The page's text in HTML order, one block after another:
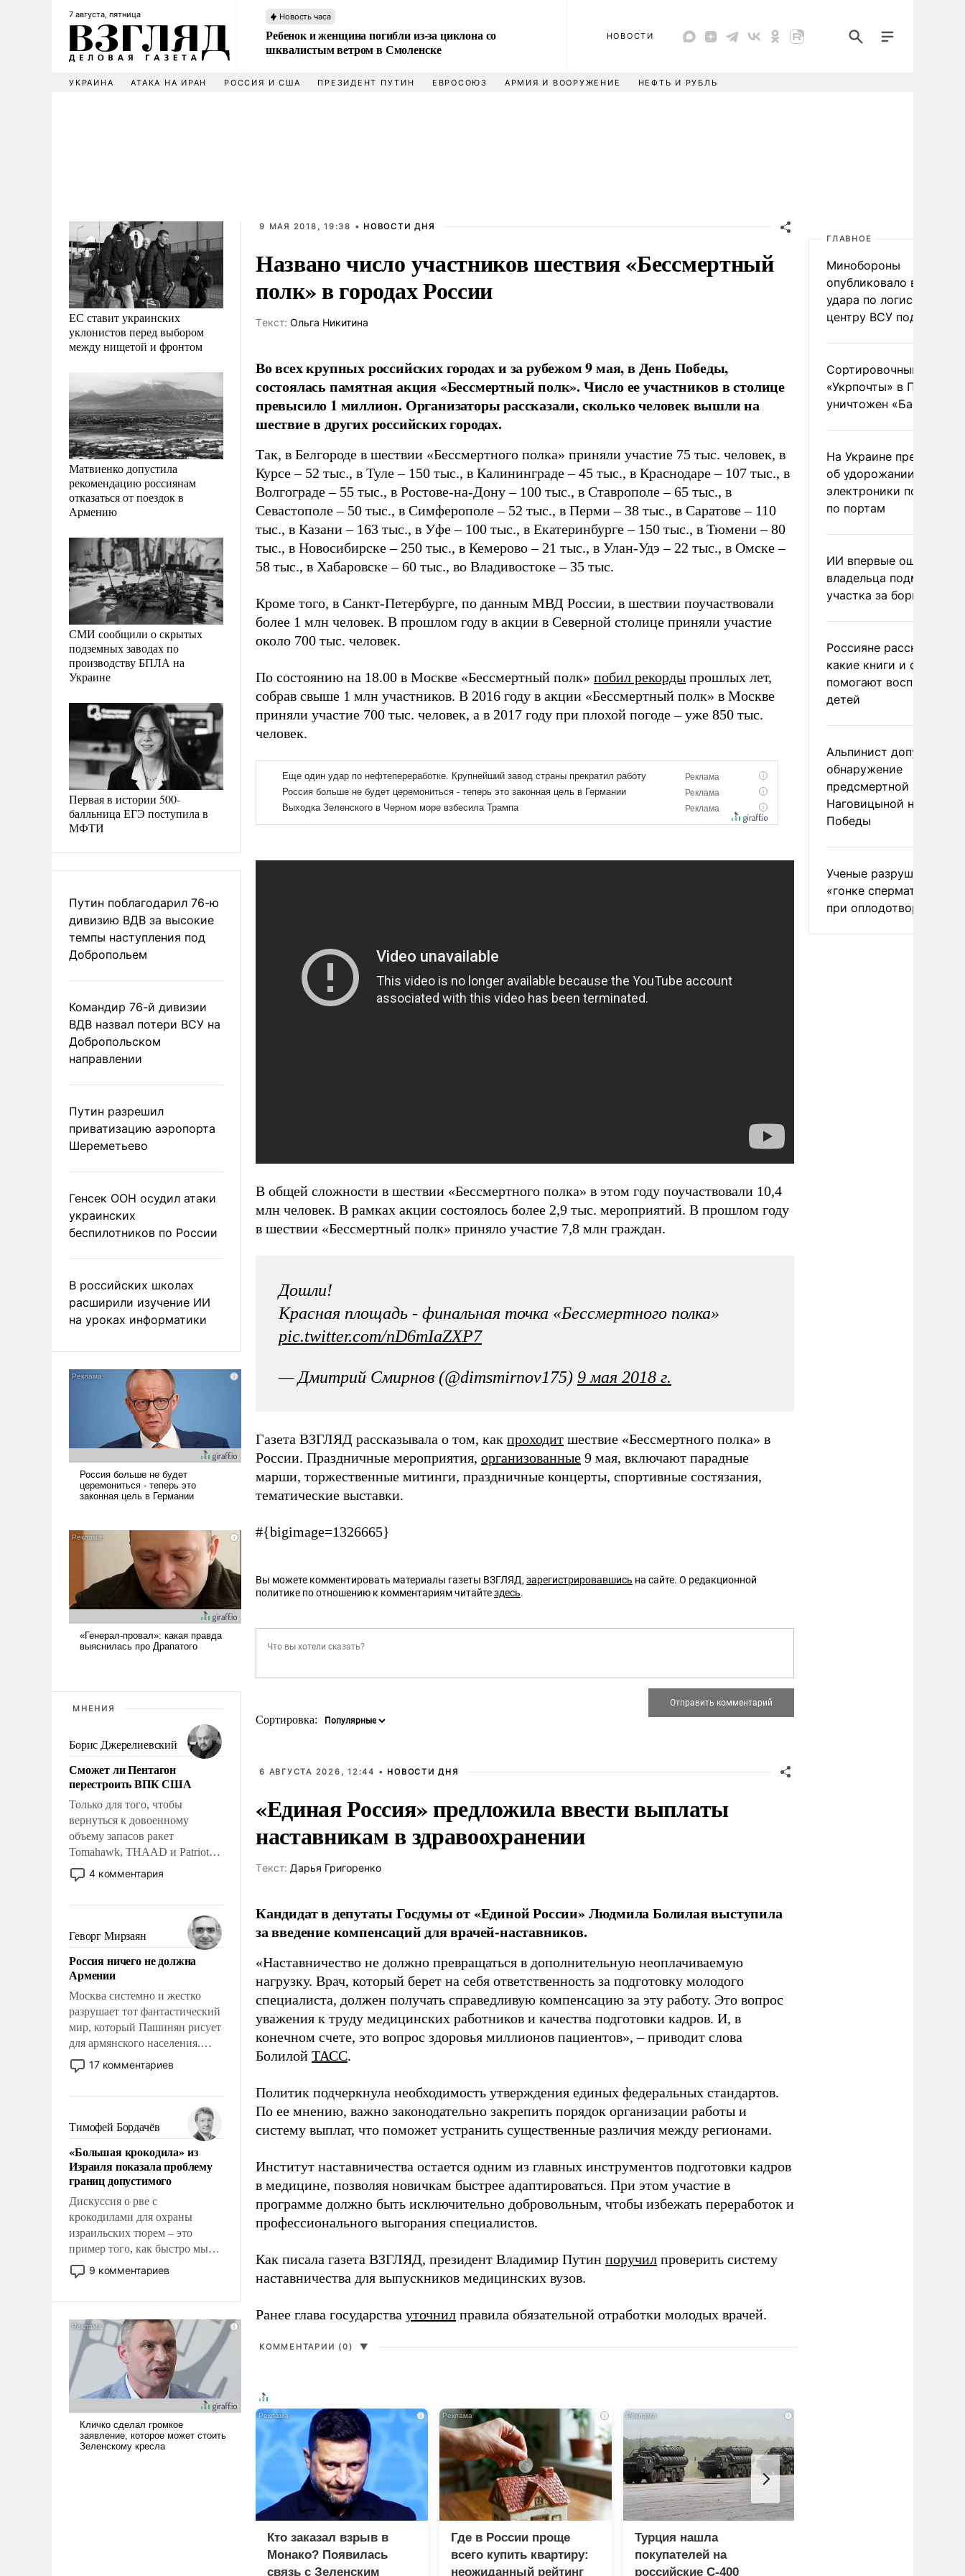
7 августа, пятница Новость часа
Ребенок и женщина погибли из-за циклона со
шквалистым ветром в Смоленске
НОВОСТИ
УКРАИНА АТАКА НА ИРАН РОССИЯ И США ПРЕЗИДЕНТ ПУТИН ЕВРОСОЮЗ АРМИЯ И ВООРУЖЕНИЕ НЕФТЬ И РУБЛЬ
ЕС ставит украинских
уклонистов перед выбором
между нищетой и фронтом
Матвиенко допустила
рекомендацию россиянам
отказаться от поездок в
Армению
СМИ сообщили о скрытых
подземных заводах по
производству БПЛА на
Украине
Первая в истории 500-
балльница ЕГЭ поступила в
МФТИ
Путин поблагодарил 76-ю
дивизию ВДВ за высокие
темпы наступления под
Добропольем
Командир 76-й дивизии
ВДВ назвал потери ВСУ на
Добропольском
направлении
Путин разрешил
приватизацию аэропорта
Шереметьево
Генсек ООН осудил атаки
украинских
беспилотников по России
В российских школах
расширили изучение ИИ
на уроках информатики
МНЕНИЯ
Борис Джерелиевский
Сможет ли Пентагон
перестроить ВПК США
Только для того, чтобы
вернуться к довоенному
объему запасов ракет
Tomahawk, THAAD и Patriot
США потребуется более трех
лет. Даже небольшая война с
Сложившаяся ситуация
означает многолетний период
уязвимости США, например,
перед Китаем.
4 комментария
Геворг Мирзаян
Россия ничего не должна
Армении
Москва системно и жестко
разрушает тот фантастический
мир, который Пашинян рисует
для армянского населения.
Мир, где политические
прожекты будут безусловно
налогоплательщиков и где
Еревану за свои поступки не
нужно отвечать.
17 комментариев
Тимофей Бордачёв
«Большая крокодила» из
Израиля показала проблему
границ допустимого
Дискуссия о рве с
крокодилами для охраны
израильских тюрем – это
пример того, как быстро мы
двигаемся по пути
революционных изменений.
псевдонаучной фантастики,
стало всерьез обсуждаемой
идеей.
9 комментариев
9 МАЯ 2018, 19:38 • НОВОСТИ ДНЯ
Названо число участников шествия «Бессмертный
полк» в городах России
Tекст: Ольга Никитина
Во всех крупных российских городах и за рубежом 9 мая, в День Победы,
состоялась памятная акция «Бессмертный полк». Число ее участников в столице
превысило 1 миллион. Организаторы рассказали, сколько человек вышли на
шествие в других российских городах.
Так, в Белгороде в шествии «Бессмертного полка» приняли участие 75 тыс. человек, в
Курсе – 52 тыс., в Туле – 150 тыс., в Калининграде – 45 тыс., в Краснодаре – 107 тыс., в
Волгограде – 55 тыс., в Ростове-на-Дону – 100 тыс., в Ставрополе – 65 тыс., в
Севастополе – 50 тыс., в Симферополе – 52 тыс., в Перми – 38 тыс., в Саратове – 110
тыс., в Казани – 163 тыс., в Уфе – 100 тыс., в Екатеринбурге – 150 тыс., в Тюмени – 80
тыс., в Новосибирске – 250 тыс., в Кемерово – 21 тыс., в Улан-Удэ – 22 тыс., в Омске –
58 тыс., в Хабаровске – 60 тыс., во Владивостоке – 35 тыс.
Кроме того, в Санкт-Петербурге, по данным МВД России, в шествии поучаствовали
более 1 млн человек. В прошлом году в акции в Северной столице приняли участие
около 700 тыс. человек.
По состоянию на 18.00 в Москве «Бессмертный полк» побил рекорды прошлых лет,
собрав свыше 1 млн участников. В 2016 году в акции «Бессмертный полк» в Москве
приняли участие 700 тыс. человек, а в 2017 году при плохой погоде – уже 850 тыс.
человек.
В общей сложности в шествии «Бессмертного полка» в этом году поучаствовали 10,4
млн человек. В рамках акции состоялось более 2,9 тыс. мероприятий. В прошлом году
в шествии «Бессмертный полк» приняло участие 7,8 млн граждан.
Дошли!
Красная площадь - финальная точка «Бессмертного полка»
pic.twitter.com/nD6mIaZXP7
— Дмитрий Смирнов (@dimsmirnov175) 9 мая 2018 г.
Газета ВЗГЛЯД рассказывала о том, как проходит шествие «Бессмертного полка» в
России. Праздничные мероприятия, организованные 9 мая, включают парадные
марши, торжественные митинги, праздничные концерты, спортивные состязания,
тематические выставки.
#{bigimage=1326665}
Вы можете комментировать материалы газеты ВЗГЛЯД, зарегистрировавшись на сайте. О редакционной
политике по отношению к комментариям читайтездесь.
Сортировка:
6 АВГУСТА 2026, 12:44 • НОВОСТИ ДНЯ
«Единая Россия» предложила ввести выплаты
наставникам в здравоохранении
Tекст: Дарья Григоренко
Кандидат в депутаты Госдумы от «Единой России» Людмила Болилая выступила
за введение компенсаций для врачей-наставников.
«Наставничество не должно превращаться в дополнительную неоплачиваемую
нагрузку. Врач, который берет на себя ответственность за подготовку молодого
специалиста, должен получать справедливую компенсацию за эту работу. Это вопрос
уважения к труду медицинских работников и качества подготовки кадров. И, в
конечном счете, это вопрос здоровья миллионов пациентов», – приводит слова
Болилой ТАСС.
Политик подчеркнула необходимость утверждения единых федеральных стандартов.
По ее мнению, важно законодательно закрепить порядок организации работы и
систему выплат, что поможет устранить существенные различия между регионами.
Институт наставничества остается одним из главных инструментов подготовки кадров
в медицине, позволяя новичкам быстрее адаптироваться. При этом участие в
программе должно быть исключительно добровольным, чтобы избежать переработок и
профессионального выгорания специалистов.
Как писала газета ВЗГЛЯД, президент Владимир Путин поручил проверить систему
наставничества для выпускников медицинских вузов.
Ранее глава государства уточнил правила обязательной отработки молодых врачей.
КОММЕНТАРИИ (0) ▼
i
Кто заказал взрыв в
Монако? Появилась
связь с Зеленским
i
Где в России проще
всего купить квартиру:
неожиданный рейтинг
i
Турция нашла
покупателей на
российские C-400
ГЛАВНОЕ
Минобороны
опубликовало видео
удара по
центру ВСУ под Киевом
Сортировочный пункт
«Укрпочты» в
уничтожен
На Украине
об удорожании
электроники после
по портам
ИИ впервые
владельца
участка за борщевик
Россияне рассказали,
какие книги и фильмы
помогают воспитывать
детей
Альпинист допустил
обнаружение
предсмертной записки
Наговицыной на пике
Победы
Ученые разрушили миф
«гонке
при оплодотворении